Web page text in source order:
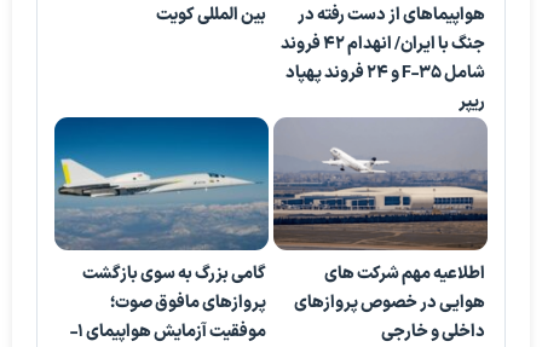
هواپیماهای از دست رفته در
جنگ با ایران/ انهدام ۴۲ فروند
شامل F-35 و ۲۴ فروند پهپاد
ریپر
بین المللی کویت
اطلاعیه مهم شرکت های
هوایی در خصوص پروازهای
داخلی و خارجی
گامی بزرگ به سوی بازگشت
پروازهای مافوق صوت؛
موفقیت آزمایش هواپیمای 1-